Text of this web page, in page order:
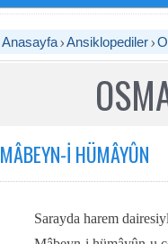
Anasayfa Ansiklopediler
MÂBEYN-İ HÜMÂYÛN
Sarayda harem